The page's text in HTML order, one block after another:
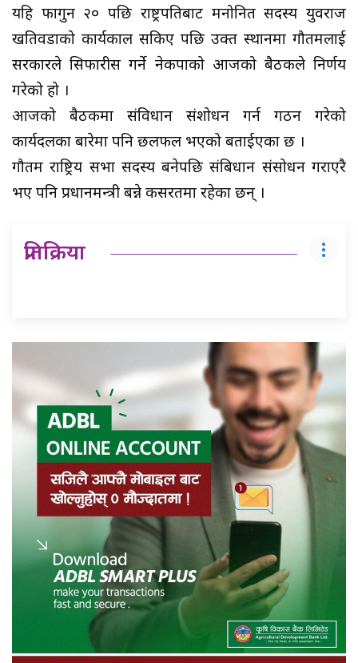
यहि फागुन २० पछि राष्ट्रपतिबाट मनोनित सदस्य युवराज
खतिवडाको कार्यकाल सकिए पछि उक्त स्थानमा गौतमलाई
सरकारले सिफारीस गर्ने नेकपाको आजको बैठकले निर्णय
गरेको हो ।
आजको बैठकमा संविधान संशोधन गर्न गठन गरेको
कार्यदलका बारेमा पनि छलफल भएको बताईएका छ ।
गौतम राष्ट्रिय सभा सदस्य बनेपछि संबिधान संसोधन गराएरै
भए पनि प्रधानमन्त्री बन्ने कसरतमा रहेका छन् ।
प्रतिक्रिया